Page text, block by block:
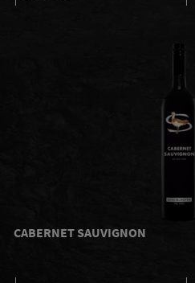
CABERNET SAUVIGNON